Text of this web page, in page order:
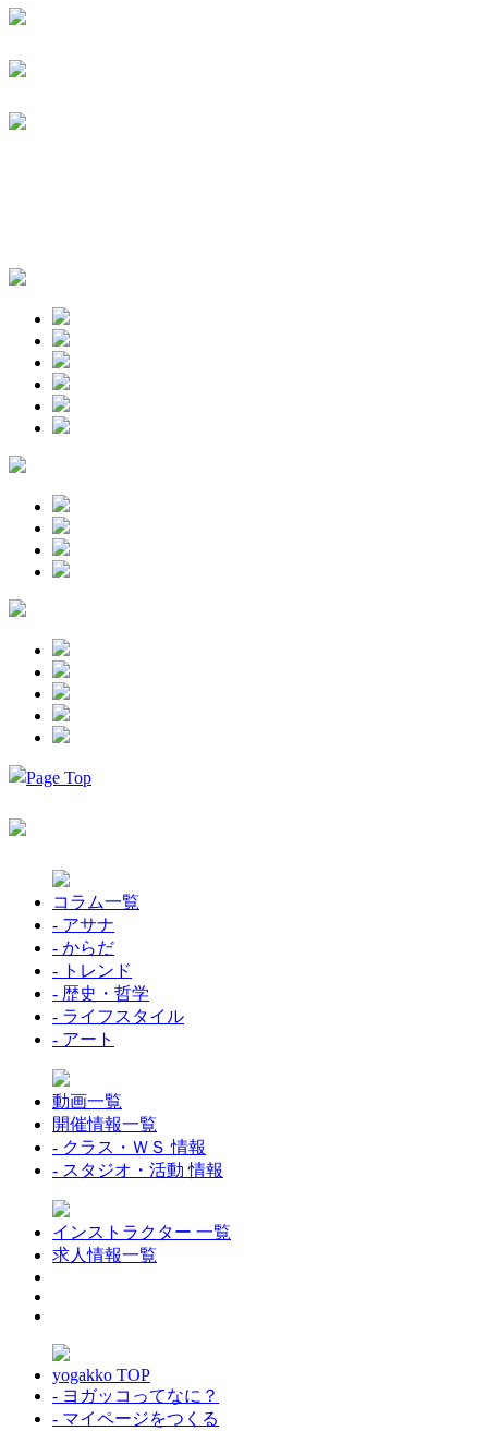
コラム一覧
- アサナ
- からだ
- トレンド
- 歴史・哲学
- ライフスタイル
- アート
動画一覧
開催情報一覧
- クラス・ＷＳ 情報
- スタジオ・活動 情報
インストラクター 一覧
求人情報一覧
yogakko TOP
- ヨガッコってなに？
- マイページをつくる